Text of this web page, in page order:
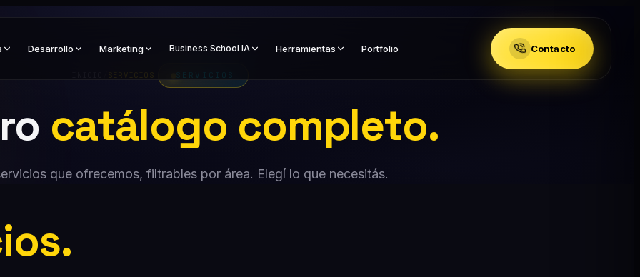
Desarrollo Marketing Business School IA Herramientas Portfolio Contacto
SERVICIOS SERVICIOS
catálogo completo.
que ofrecemos, filtrables por área. Elegí lo que necesitás.